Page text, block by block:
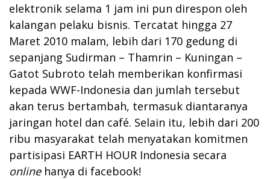
elektronik selama 1 jam ini pun direspon oleh
kalangan pelaku bisnis. Tercatat hingga 27
Maret 2010 malam, lebih dari 170 gedung di
sepanjang Sudirman – Thamrin – Kuningan –
Gatot Subroto telah memberikan konfirmasi
kepada WWF-Indonesia dan jumlah tersebut
akan terus bertambah, termasuk diantaranya
jaringan hotel dan café. Selain itu, lebih dari 200
ribu masyarakat telah menyatakan komitmen
partisipasi EARTH HOUR Indonesia secara
onlinehanya di facebook!